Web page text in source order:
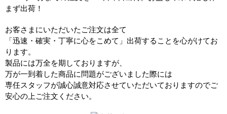
お客さまにいただいたご注文は全て
「迅速・確実・丁寧に心をこめて」出荷することを心がけてお
ります。
製品には万全を期しておりますが、
万が一到着した商品に問題がございました際には
専任スタッフが誠心誠意対応させていただいておりますのでご
安心の上ご注文ください。